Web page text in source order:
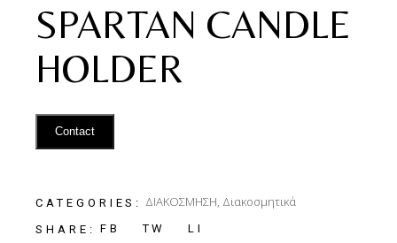
SPARTAN CANDLE
HOLDER
Contact
CATEGORIES: ΔΙΑΚΟΣΜΗΣΗ, Διακοσμητικά
SHARE: FB TW LI